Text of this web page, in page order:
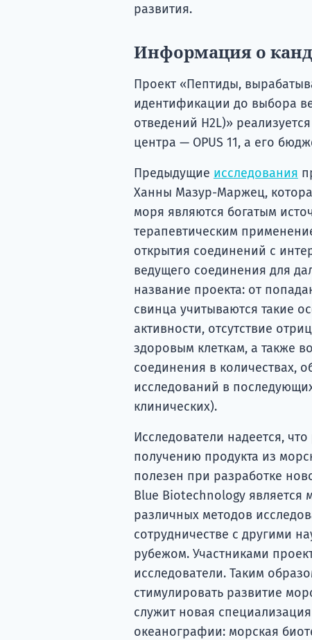
развития.
Информация о
Проект «Пептиды,
идентификации до выбора
отведений H2L)»
центра — OPUS 11, а его
Предыдущие исследования
Ханны Мазур-Маржец,
моря являются богатым
терапевтическим
открытия соединений с
ведущего соединения для
название проекта: от
свинца учитываются такие
активности, отсутствие
здоровым клеткам, а также
соединения в количествах,
исследований в
клинических).
Исследователи надеется,
получению продукта из
полезен при разработке
Blue Biotechnology является
различных методов
сотрудничестве с другими
рубежом. Участниками
исследователи. Таким
стимулировать развитие
служит новая
океанографии: морская